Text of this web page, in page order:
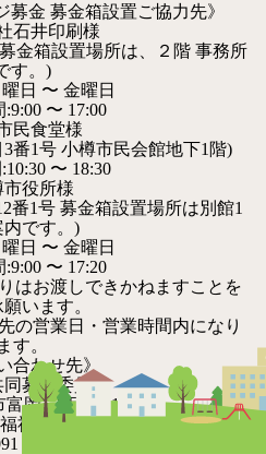
募金 募金箱設置ご協力先》
石井印刷様
金箱設置場所は、２階 事務所
す。)
日 〜 金曜日
〜 17:00
民食堂様
番1号 小樽市民会館地下1階)
〜 18:30
市役所様
番1号 募金箱設置場所は別館1
内です。)
日 〜 金曜日
:9:00 〜 17:20
はお渡しできかねますことを
います。
の営業日・営業時間内になり
ます。
合わせ先》
同募金委員会
富岡1丁目5番10号
祉センター4階
FAX:0134-32-5641